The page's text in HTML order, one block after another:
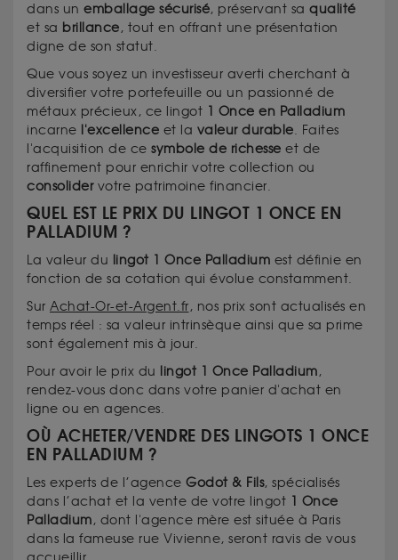
dans un emballage sécurisé, préservant sa qualité
et sa brillance, tout en offrant une présentation
digne de son statut.
Que vous soyez un investisseur averti cherchant à
diversifier votre portefeuille ou un passionné de
métaux précieux, ce lingot 1 Once en Palladium
incarne l'excellence et la valeur durable. Faites
l'acquisition de ce symbole de richesse et de
raffinement pour enrichir votre collection ou
consolidervotre patrimoine financier.
QUEL EST LE PRIX DU LINGOT 1 ONCE EN
PALLADIUM ?
La valeur du lingot 1 Once Palladium est définie en
fonction de sa cotation qui évolue constamment.
Sur Achat-Or-et-Argent.fr, nos prix sont actualisés en
temps réel : sa valeur intrinsèque ainsi que sa prime
sont également mis à jour.
Pour avoir le prix du lingot 1 Once Palladium,
rendez-vous donc dans votre panier d'achat en
ligne ou en agences.
OÙ ACHETER/VENDRE DES LINGOTS 1 ONCE
EN PALLADIUM ?
Les experts de l’agence Godot & Fils, spécialisés
dans l’achat et la vente de votre lingot 1 Once
Palladium, dont l'agence mère est située à Paris
dans la fameuse rue Vivienne, seront ravis de vous